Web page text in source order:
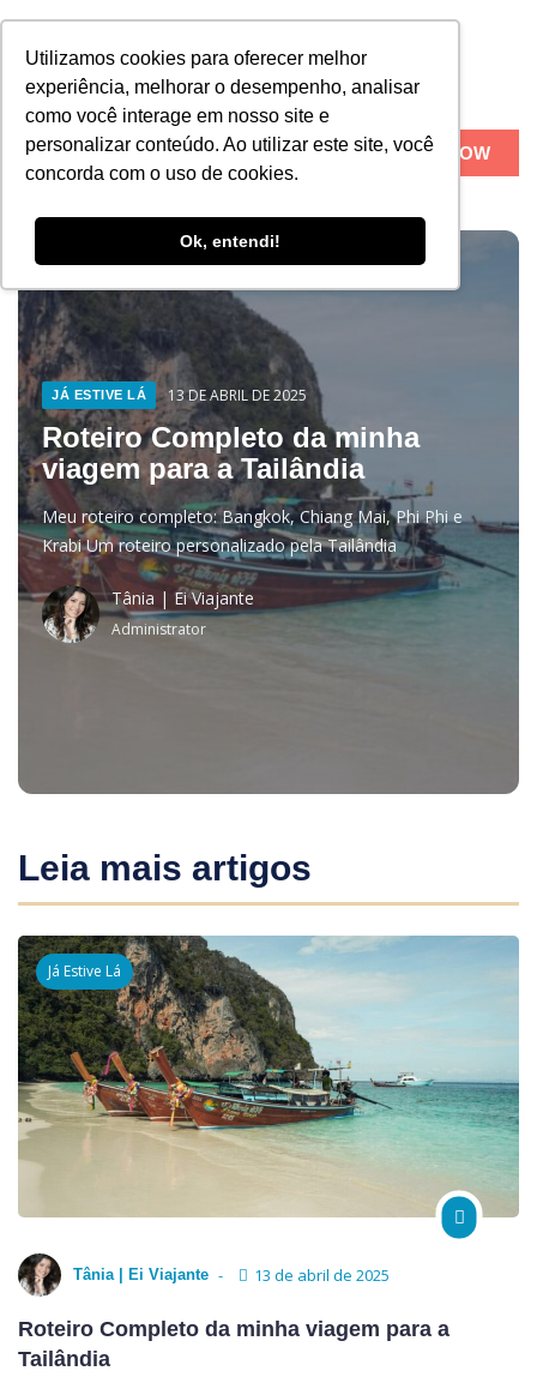
Utilizamos cookies para oferecer melhor
experiência, melhorar o desempenho, analisar
como você interage em nosso site e
personalizar conteúdo. Ao utilizar este site, você
concorda com o uso de cookies.
Ok, entendi!
BOOK NOW
JÁ ESTIVE LÁ 13 DE ABRIL DE 2025
Roteiro Completo da minha
viagem para a Tailândia
Meu roteiro completo: Bangkok, Chiang Mai, Phi Phi e
Krabi Um roteiro personalizado pela Tailândia
Tânia | Ei Viajante
Administrator
Leia mais artigos
Já Estive Lá
Tânia | Ei Viajante 13 de abril de 2025
Roteiro Completo da minha viagem para a
Tailândia